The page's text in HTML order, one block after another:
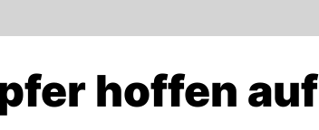
hoffen auf